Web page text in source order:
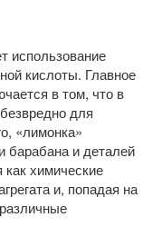
использование
кислоты. Главное
в том, что в
для
«лимонка»
барабана и деталей
химические
и, попадая на